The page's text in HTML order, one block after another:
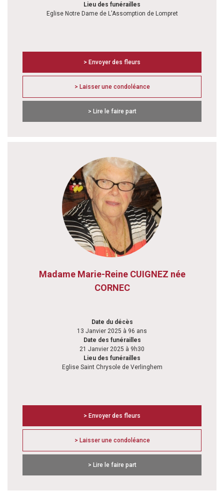
Lieu des funérailles
Eglise Notre Dame de L'Assomption de Lompret
> Envoyer des fleurs
> Laisser une condoléance
> Lire le faire part
Madame Marie-Reine CUIGNEZ née
CORNEC
Date du décès
13 Janvier 2025 à 96 ans
Date des funérailles
21 Janvier 2025 à 9h30
Lieu des funérailles
Eglise Saint Chrysole de Verlinghem
> Envoyer des fleurs
> Laisser une condoléance
> Lire le faire part